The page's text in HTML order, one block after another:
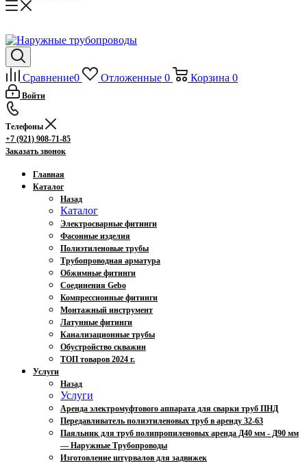
Сравнение0 Отложенные 0 Корзина 0
Войти
Телефоны
+7 (921) 908-71-85
Заказать звонок
Главная
Каталог
Назад
Каталог
Электросварные фитинги
Фасонные изделия
Полиэтиленовые трубы
Трубопроводная арматура
Обжимные фитинги
Соединения Gebo
Компрессионные фитинги
Монтажный инструмент
Латунные фитинги
Канализационные трубы
Обустройство скважин
ТОП товаров 2024 г.
Услуги
Назад
Услуги
Аренда электромуфтового аппарата для сварки труб ПНД
Передавливатель полиэтиленовых труб в аренду 32-63
Паяльник для труб полипропиленовых аренда Д40 мм - Д90 мм
— Наружные Трубопроводы
Изготовление штурвалов для задвижек